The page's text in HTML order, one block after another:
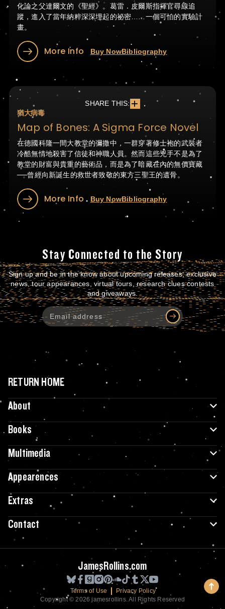
化論之父達爾文的《聖經》。葛雷．皮爾斯指揮官尋線追
蹤，進入了當年納粹深深埋起的祕密……一個可怕的實驗計
畫。
More Info Buy NowBibliography
SHARE THIS:
猶大病毒
Map of Bones: A Sigma Force Novel
在德國科隆一間大教堂的彌撒中，一群穿著修士袍的武裝者
冷酷無情地殺害了信徒和神職人員。然而這些兇手不是為了
教堂的財富與貴重的藝術品，而是為了暗藏在內的無價寶藏
──曾經向新誕生的救世者致敬的東方三聖王的遺骨。
More Info Buy NowBibliography
Stay Connected to the Story
Sign up and be in the know about upcoming releases, exclusive
news, tour appearances, virtual tours, research clues contests
and giveaways.
RETURN HOME
About
Books
Multimedia
Appearences
Extras
Contact
JamesRollins.com
Terms of Use
Privacy Policy
Copyright © 2026 jamesrollins. All Rights Reserved